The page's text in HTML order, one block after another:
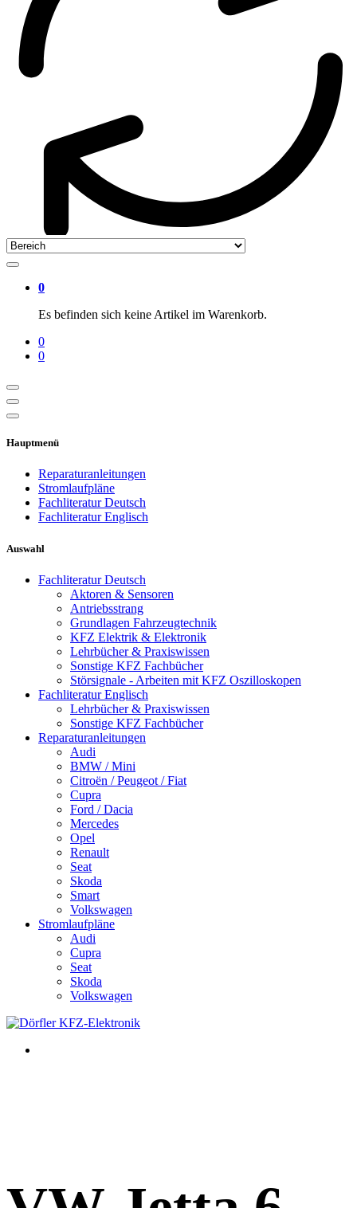
0
Es befinden sich keine Artikel im Warenkorb.
0
0
Hauptmenü
Reparaturanleitungen
Stromlaufpläne
Fachliteratur Deutsch
Fachliteratur Englisch
Auswahl
Fachliteratur Deutsch
Aktoren & Sensoren
Antriebsstrang
Grundlagen Fahrzeugtechnik
KFZ Elektrik & Elektronik
Lehrbücher & Praxiswissen
Sonstige KFZ Fachbücher
Störsignale - Arbeiten mit KFZ Oszilloskopen
Fachliteratur Englisch
Lehrbücher & Praxiswissen
Sonstige KFZ Fachbücher
Reparaturanleitungen
Audi
BMW / Mini
Citroën / Peugeot / Fiat
Cupra
Ford / Dacia
Mercedes
Opel
Renault
Seat
Skoda
Smart
Volkswagen
Stromlaufpläne
Audi
Cupra
Seat
Skoda
Volkswagen